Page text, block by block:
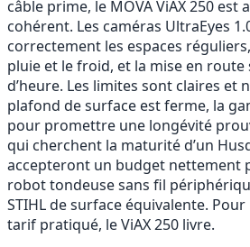
câble prime, le MOVA ViAX 250 est
cohérent. Les caméras UltraEyes
correctement les espaces
pluie et le froid, et la mise en
d’heure. Les limites sont claires et
plafond de surface est ferme, la
pour promettre une longévité
qui cherchent la maturité d’un
accepteront un budget nettement
robot tondeuse sans fil
STIHL de surface équivalente. Pour
tarif pratiqué, le ViAX 250 livre.